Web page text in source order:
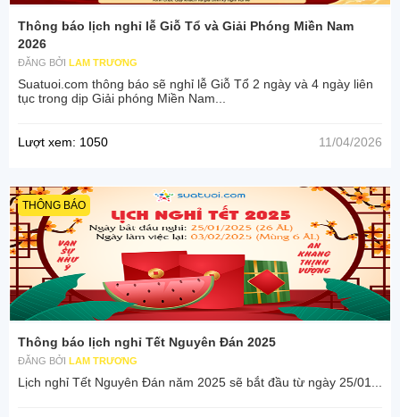
Thông báo lịch nghỉ lễ Giỗ Tổ và Giải Phóng Miền Nam
2026
ĐĂNG BỞI LAM TRƯƠNG
Suatuoi.com thông báo sẽ nghỉ lễ Giỗ Tổ 2 ngày và 4 ngày liên
tục trong dịp Giải phóng Miền Nam...
Lượt xem: 1050 11/04/2026
THÔNG BÁO
Thông báo lịch nghỉ Tết Nguyên Đán 2025
ĐĂNG BỞI LAM TRƯƠNG
Lịch nghỉ Tết Nguyên Đán năm 2025 sẽ bắt đầu từ ngày 25/01...